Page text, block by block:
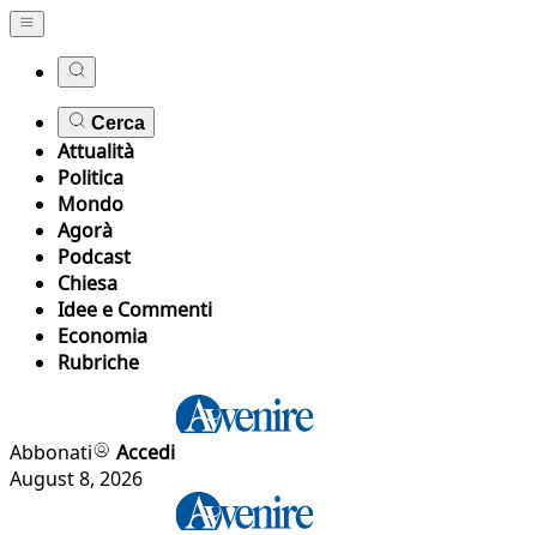
Cerca
Attualità
Politica
Mondo
Agorà
Podcast
Chiesa
Idee e Commenti
Economia
Rubriche
Abbonati
Accedi
August 8, 2026